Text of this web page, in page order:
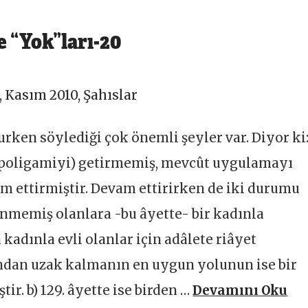
“Yok”ları-20
, Kasım 2010, Şahıslar
söylediği çok önemli şeyler var. Diyor
getirmemiş, mevcût uygulamayı
ettirmiştir. Devam ettirirken de iki durumu
olanlara -bu âyette- bir kadınla
evli olanlar için adâlete riâyet
uzak kalmanın en uygun yolunun ise bir
b) 129. âyette ise birden …Devamını Oku